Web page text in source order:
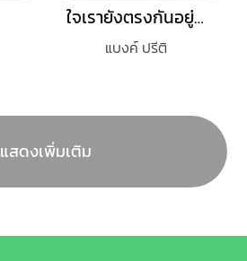
ใจเรายังตรงกันอยู่ไหม
แบงค์ ปรีติ
แสดงเพิ่มเติม